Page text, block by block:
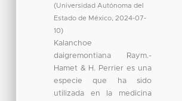
(Universidad Autónoma del
Estado de México, 2024-07-
10)
Kalanchoe
daigremontiana Raym.-
Hamet & H. Perrier es una
especie que ha sido
utilizada en la medicina